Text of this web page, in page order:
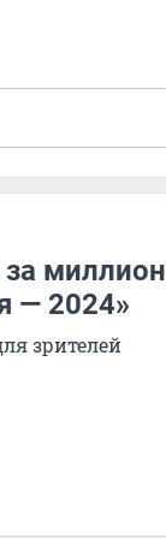
за миллион
— 2024»
зрителей